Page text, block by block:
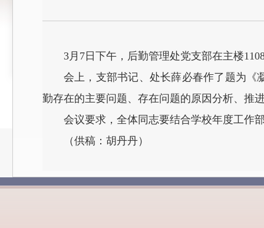
3月7日下午，后勤管理处党支部在主楼
会上，支部书记、处长薛必春作了题为《
勤存在的主要问题、存在问题的原因分析、推
会议要求，全体同志要结合学校年度工作
（供稿：胡丹丹）